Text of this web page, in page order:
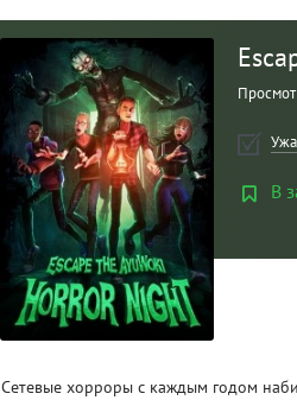
В
Сетевые хорроры с каждым годом